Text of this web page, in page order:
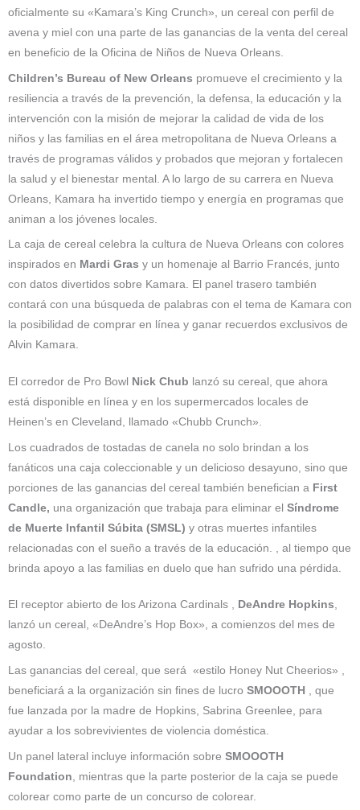
oficialmente su «Kamara’s King Crunch», un cereal con perfil de
avena y miel con una parte de las ganancias de la venta del cereal
en beneficio de la Oficina de Niños de Nueva Orleans.
Children’s Bureau of New Orleans promueve el crecimiento y la
resiliencia a través de la prevención, la defensa, la educación y la
intervención con la misión de mejorar la calidad de vida de los
niños y las familias en el área metropolitana de Nueva Orleans a
través de programas válidos y probados que mejoran y fortalecen
la salud y el bienestar mental. A lo largo de su carrera en Nueva
Orleans, Kamara ha invertido tiempo y energía en programas que
animan a los jóvenes locales.
La caja de cereal celebra la cultura de Nueva Orleans con colores
inspirados en Mardi Gras y un homenaje al Barrio Francés, junto
con datos divertidos sobre Kamara. El panel trasero también
contará con una búsqueda de palabras con el tema de Kamara con
la posibilidad de comprar en línea y ganar recuerdos exclusivos de
Alvin Kamara.
El corredor de Pro Bowl Nick Chub lanzó su cereal, que ahora
está disponible en línea y en los supermercados locales de
Heinen’s en Cleveland, llamado «Chubb Crunch».
Los cuadrados de tostadas de canela no solo brindan a los
fanáticos una caja coleccionable y un delicioso desayuno, sino que
porciones de las ganancias del cereal también benefician a First
Candle, una organización que trabaja para eliminar el Síndrome
de Muerte Infantil Súbita (SMSL) y otras muertes infantiles
relacionadas con el sueño a través de la educación. , al tiempo que
brinda apoyo a las familias en duelo que han sufrido una pérdida.
El receptor abierto de los Arizona Cardinals , DeAndre Hopkins,
lanzó un cereal, «DeAndre’s Hop Box», a comienzos del mes de
agosto.
Las ganancias del cereal, que será «estilo Honey Nut Cheerios» ,
beneficiará a la organización sin fines de lucro SMOOOTH , que
fue lanzada por la madre de Hopkins, Sabrina Greenlee, para
ayudar a los sobrevivientes de violencia doméstica.
Un panel lateral incluye información sobre SMOOOTH
Foundation , mientras que la parte posterior de la caja se puede
colorear como parte de un concurso de colorear.